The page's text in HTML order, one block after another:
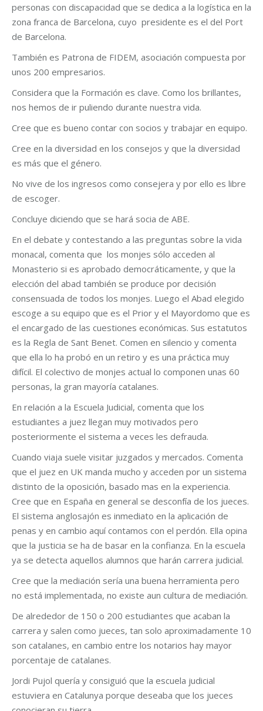
personas con discapacidad que se dedica a la logística en la
zona franca de Barcelona, cuyo presidente es el del Port
de Barcelona.
También es Patrona de FIDEM, asociación compuesta por
unos 200 empresarios.
Considera que la Formación es clave. Como los brillantes,
nos hemos de ir puliendo durante nuestra vida.
Cree que es bueno contar con socios y trabajar en equipo.
Cree en la diversidad en los consejos y que la diversidad
es más que el género.
No vive de los ingresos como consejera y por ello es libre
de escoger.
Concluye diciendo que se hará socia de ABE.
En el debate y contestando a las preguntas sobre la vida
monacal, comenta que los monjes sólo acceden al
Monasterio si es aprobado democráticamente, y que la
elección del abad también se produce por decisión
consensuada de todos los monjes. Luego el Abad elegido
escoge a su equipo que es el Prior y el Mayordomo que es
el encargado de las cuestiones económicas. Sus estatutos
es la Regla de Sant Benet. Comen en silencio y comenta
que ella lo ha probó en un retiro y es una práctica muy
difícil. El colectivo de monjes actual lo componen unas 60
personas, la gran mayoría catalanes.
En relación a la Escuela Judicial, comenta que los
estudiantes a juez llegan muy motivados pero
posteriormente el sistema a veces les defrauda.
Cuando viaja suele visitar juzgados y mercados. Comenta
que el juez en UK manda mucho y acceden por un sistema
distinto de la oposición, basado mas en la experiencia.
Cree que en España en general se desconfía de los jueces.
El sistema anglosajón es inmediato en la aplicación de
penas y en cambio aquí contamos con el perdón. Ella opina
que la justicia se ha de basar en la confianza. En la escuela
ya se detecta aquellos alumnos que harán carrera judicial.
Cree que la mediación sería una buena herramienta pero
no está implementada, no existe aun cultura de mediación.
De alrededor de 150 o 200 estudiantes que acaban la
carrera y salen como jueces, tan solo aproximadamente 10
son catalanes, en cambio entre los notarios hay mayor
porcentaje de catalanes.
Jordi Pujol quería y consiguió que la escuela judicial
estuviera en Catalunya porque deseaba que los jueces